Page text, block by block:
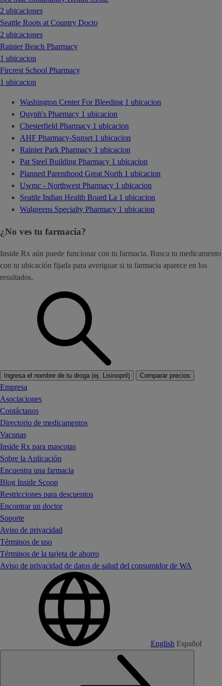
2 ubicaciones
Seattle Roots at Country Docto
2 ubicaciones
Rainier Beach Pharmacy
1 ubicacion
Fircrest School Pharmacy
1 ubicacion
Washington Center For Bleeding 1 ubicacion
Quynh's Pharmacy 1 ubicacion
Chesterfield Pharmacy 1 ubicacion
AHF Pharmacy-Sunset 1 ubicacion
Rainier Park Pharmacy 1 ubicacion
Pat Steel Building Pharmacy 1 ubicacion
Planned Parenthood Great North 1 ubicacion
Uwmc - Northwest Pharmacy 1 ubicacion
Seattle Indian Health Board La 1 ubicacion
Walgreens Specialty Pharmacy 1 ubicacion
¿No ves tu farmacia?
Inside Rx aún puede funcionar con tu farmacia. Busca tu medicamento
con tu ubicación fijada para averiguar si tu farmacia aparece en los
resultados.
Ingresa el nombre de tu droga (ej. Lisinopril) Comparar precios
Empresa
Asociaciones
Contáctanos
Directorio de medicamentos
Vacunas
Inside Rx para mascotas
Sobre la Aplicación
Encuentra una farmacia
Blog Inside Scoop
Restricciones para descuentos
Encontrar un doctor
Soporte
Aviso de privacidad
Términos de uso
Términos de la tarjeta de ahorro
Aviso de privacidad de datos de salud del consumidor de WA
English Español